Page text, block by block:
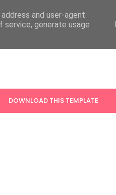
DOWNLOAD THIS TEMPLATE
and user-agent
service, generate usage